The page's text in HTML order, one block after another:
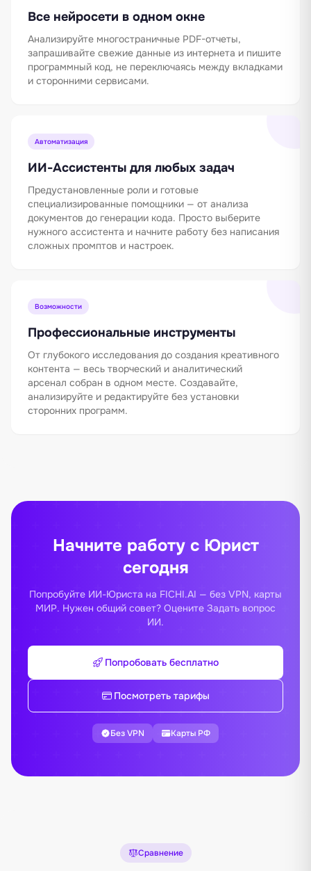
Все нейросети в одном окне
Анализируйте многостраничные PDF-отчеты,
запрашивайте свежие данные из интернета и пишите
программный код, не переключаясь между вкладками
и сторонними сервисами.
Автоматизация
ИИ-Ассистенты для любых задач
Предустановленные роли и готовые
специализированные помощники — от анализа
документов до генерации кода. Просто выберите
нужного ассистента и начните работу без написания
сложных промптов и настроек.
Возможности
Профессиональные инструменты
От глубокого исследования до создания креативного
контента — весь творческий и аналитический
арсенал собран в одном месте. Создавайте,
анализируйте и редактируйте без установки
сторонних программ.
Начните работу с Юрист
сегодня
Попробуйте ИИ-Юриста на FICHI.AI — без VPN, карты
МИР. Нужен общий совет? Оцените Задать вопрос
ИИ.
Попробовать бесплатно
Посмотреть тарифы
Без VPN Карты РФ
Сравнение